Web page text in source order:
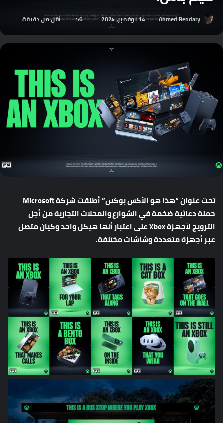
Ahmed Bendary 14 نوفمبر، 2024 56 أقل من دقيقة
تحتعنوان“هذاهوالأكسبوكس”أطلقتشركة
حملةدعائيةضخمةفيالشوارعوالمحلاتالتجاريةمنأجل
الترويجلأجهزةXboxعلىاعتبارأنهاهيكلواحدوكيانمتصل
عبرأجهزةمتعددةوشاشاتمختلفة.